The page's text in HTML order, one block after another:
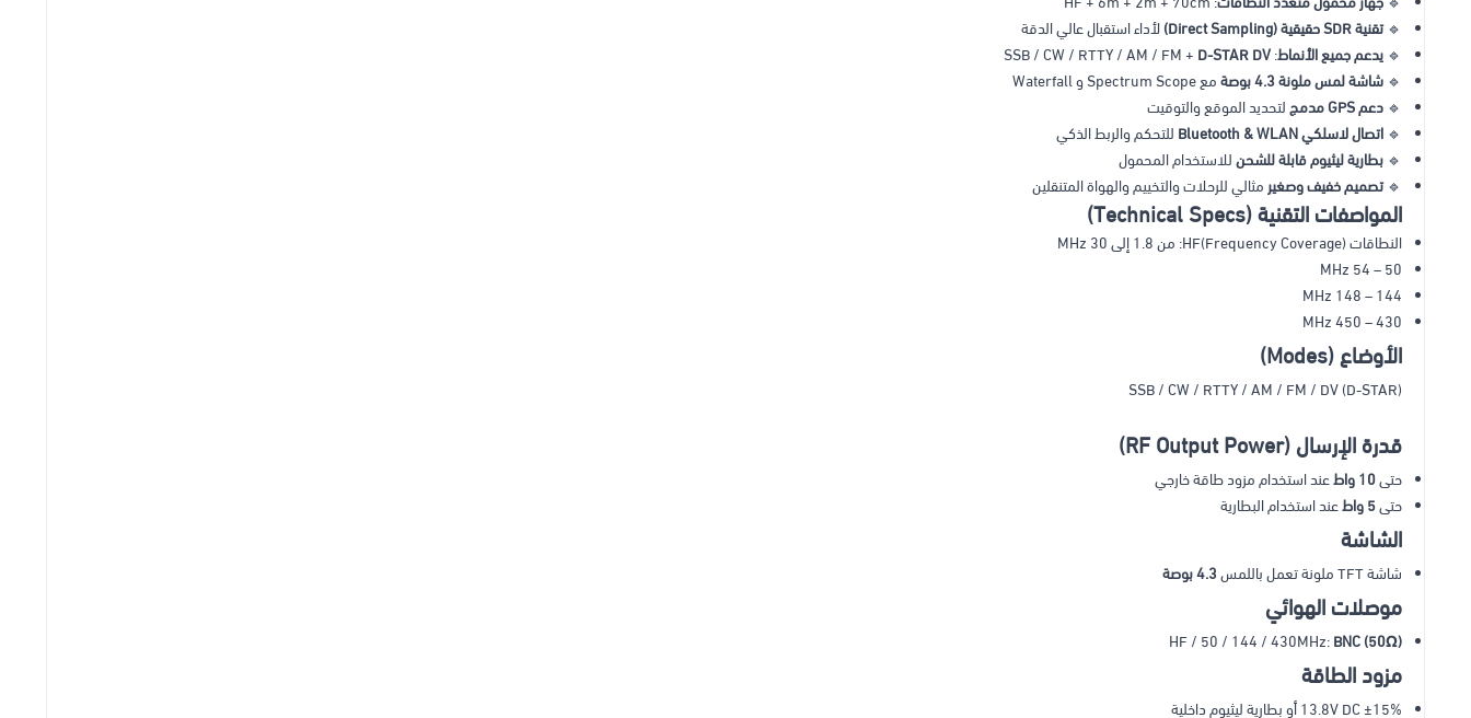
🔹تقنية SDR حقيقية (Direct Sampling)
لأداء استقبال عالي الدقة
🔹 يدعم جميع الأنماط: SSB / CW / RTTY / AM / FM +
D-STAR DV
🔹 شاشة لمس ملونة 4.3 بوصة
مع Spectrum Scope و Waterfall
🔹 دعم GPS مدمج
لتحديد الموقع والتوقيت
🔹 اتصال لاسلكي Bluetooth & WLAN
للتحكم والربط الذكي
🔹 بطارية ليثيوم قابلة للشحنللاستخدام المحمول
🔹تصميم خفيف وصغير مثالي للرحلات والتخييم والهواة المتنقلين
المواصفات التقنية (Technical Specs)
النطاقات (Frequency Coverage)HF: من 1.8 إلى 30 MHz
50 – 54 MHz
144 – 148 MHz
430 – 450 MHz
الأوضاع (Modes)
SSB / CW / RTTY / AM / FM / DV (D-STAR)
قدرة الإرسال (RF Output Power)
حتى10 واط
عند استخدام مزود طاقة خارجي
حتى5 واط عند استخدام البطارية
الشاشة
شاشة TFT ملونة تعمل باللمس 4.3 بوصة
موصلات الهوائي
HF / 50 / 144 / 430MHz:BNC (50Ω)
مزود الطاقة
13.8V DC ±15% أو بطارية ليثيوم داخلية